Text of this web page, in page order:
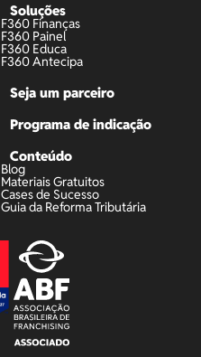
Soluções
F360 Finanças
F360 Painel
F360 Educa
F360 Antecipa
Seja um parceiro
Programa de indicação
Conteúdo
Blog
Materiais Gratuitos
Cases de Sucesso
Guia da Reforma Tributária